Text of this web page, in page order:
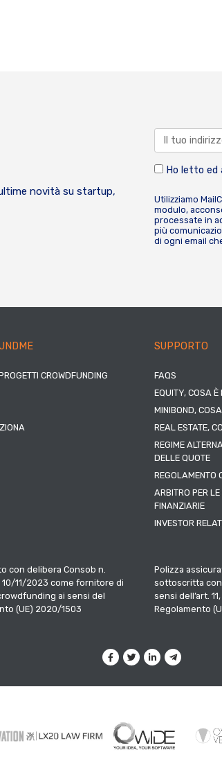
novità su startup,
Ho letto ed
Utilizziamo
modulo,
processate in
più
di ogni email
CROWDFUNDING
SUPPORTO
FAQS
EQUITY, COSA È
MINIBOND,
REAL ESTATE,
REGIME
DELLE QUOTE
REGOLAMENTO
ARBITRO PER
FINANZIARIE
INVESTOR
con delibera Consob n.
11/2023 come fornitore di
ai sensi del
(UE) 2020/1503
Polizza
sottoscritta con
sensi dell’art.
Regolamento